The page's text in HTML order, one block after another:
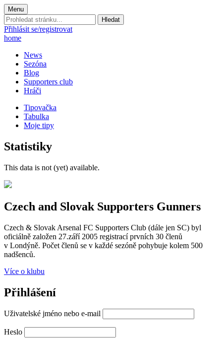
Menu
Prohledat
stránku:
Přihlásit se/registrovat
home
News
Sezóna
Blog
Supporters club
Hráči
Tipovačka
Tabulka
Moje tipy
Statistiky
This data is not (yet) available.
Czech and Slovak Supporters Gunners
Czech & Slovak Arsenal FC Supporters Club (dále jen SC) byl
oficiálně založen 27.září 2005 registrací prvních 30 členů
v Londýně. Počet členů se v každé sezóně pohybuje kolem 500
nadšenců.
Více o klubu
Přihlášení
Uživatelské jméno nebo e-mail
Heslo